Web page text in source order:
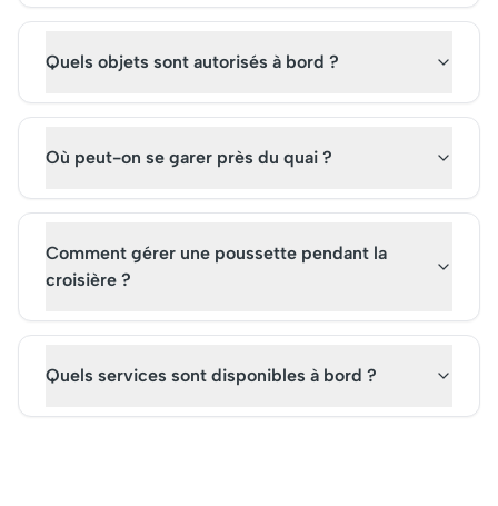
Quels objets sont autorisés à bord ?
Où peut-on se garer près du quai ?
Comment gérer une poussette pendant la
croisière ?
Quels services sont disponibles à bord ?